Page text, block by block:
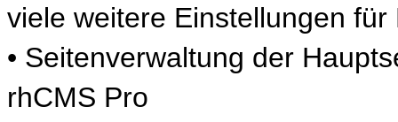
viele weitere Einstellungen
• Seitenverwaltung der
rhCMS Pro